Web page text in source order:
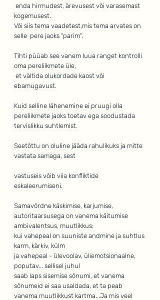
enda hirmudest, ärevusest või varasemast
kogemusest.
Või siis tema vaadetest,mis tema arvates on
selle  pere jaoks "parim".
Tihti püüab see vanem luua ranget kontrolli
oma pereliikmete üle,
et vältida olukordade kaost või
ebamugavust.
Kuid selline lähenemine ei pruugi olla
pereliikmete jaoks toetav ega soodustada
tervislikku suhtlemist.
Seetõttu on oluline jääda rahulikuks ja mitte
vastata samaga, sest
vastuseis võib viia konfliktide
eskaleerumiseni.
Samavõrdne käskimise, karjumise,
autoritaarsusega on vanema käitumise
ambivalentsus, muutlikkus:
kui vahepeal on suuniste andmine ja suhtlus
karm, kärkiv, külm
ja vahepeal - ülevoolav, üliemotsionaalne,
poputav... sellisel juhul
saab laps sisemise sõnumi, et vanema
sõnumeid ei saa usaldada, et ta peab
vanema muutlikkust kartma...Ja mis veel